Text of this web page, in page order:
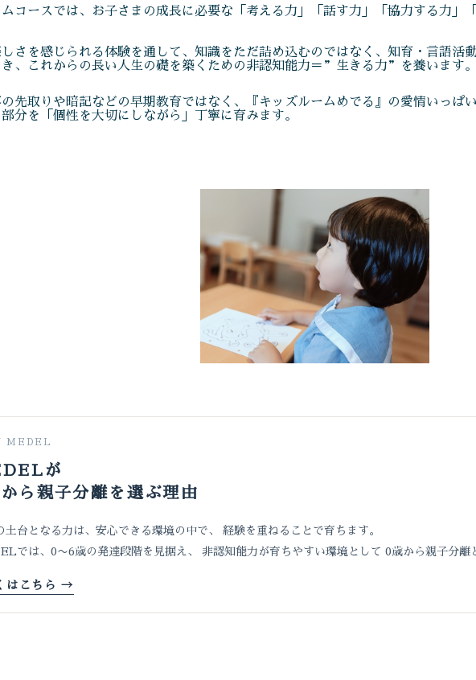
コースでは、お子さまの成長に必要な「考える力」「話す力」「協力する力」
さを感じられる体験を通して、知識をただ詰め込むのではなく、知育・言語活
、これからの長い人生の礎を築くための非認知能力＝”生きる力”を養います。
先取りや暗記などの早期教育ではなく、『キッズルームめでる』の愛情いっぱ
を「個性を大切にしながら」丁寧に育みます。
MEDEL
が
ら親子分離を選ぶ理由
土台となる力は、安心できる環境の中で、 経験を重ねることで育ちます。
では、0〜6歳の発達段階を見据え、 非認知能力が育ちやすい環境として 0歳から親子分離
はこちら →